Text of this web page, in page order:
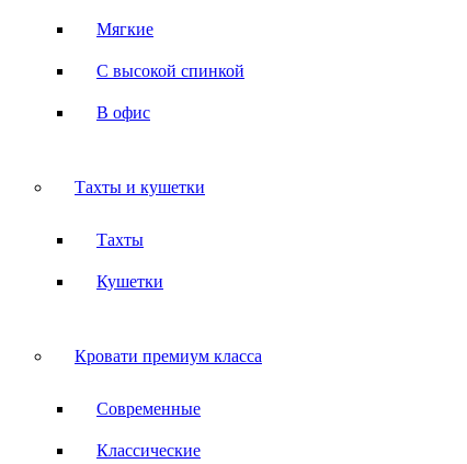
Мягкие
С высокой спинкой
В офис
Тахты и кушетки
Тахты
Кушетки
Кровати премиум класса
Современные
Классические